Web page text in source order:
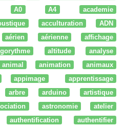
A0 A4
academie
acculturation
ADN
aérien aérienne
affichage
altitude
analyse
animal animation
animaux
appimage
apprentissage
arbre arduino
artistique
astronomie
atelier
authentification
authentifier